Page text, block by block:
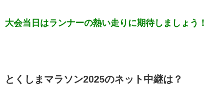
大会当日はランナーの熱い走りに期待しましょう！
とくしまマラソン2025のネット中継は？